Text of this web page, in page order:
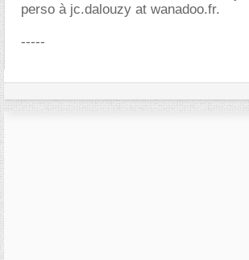
perso à jc.dalouzy at wanadoo.fr.
-----